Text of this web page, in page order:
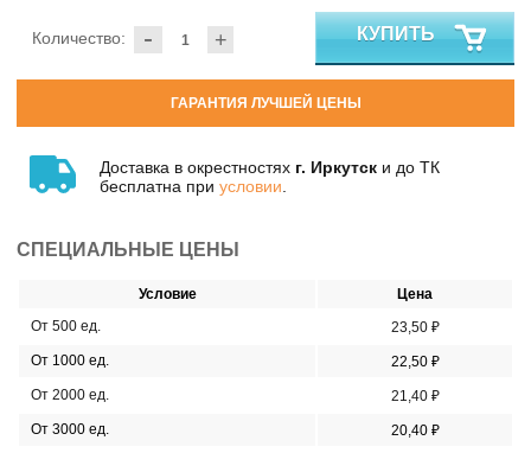
- +
Количество: КУПИТЬ
ГАРАНТИЯ ЛУЧШЕЙ ЦЕНЫ
Доставка в окрестностях г. Иркутск и до ТК
бесплатна при условии
СПЕЦИАЛЬНЫЕ ЦЕНЫ
Условие
Цена
От 500 ед.
23,50 ₽
От 1000 ед.
22,50 ₽
От 2000 ед.
21,40 ₽
От 3000 ед.
20,40 ₽